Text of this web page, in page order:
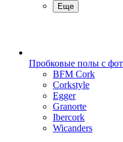
Еще
Пробковые полы с
BFM Cork
Corkstyle
Egger
Granorte
Ibercork
Wicanders